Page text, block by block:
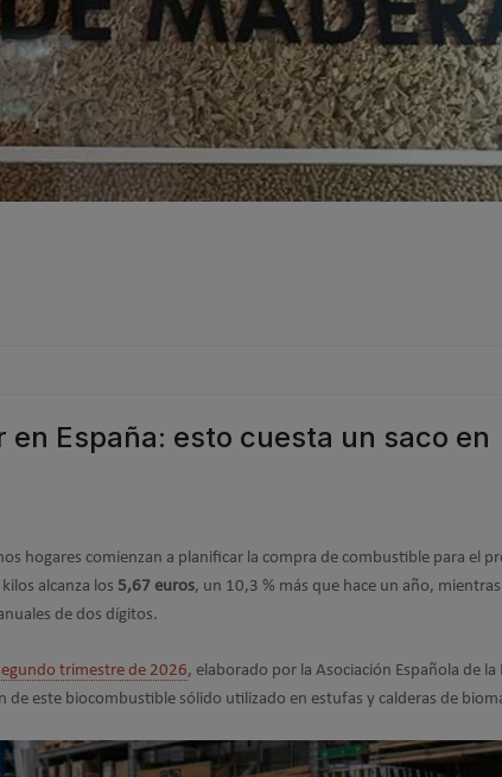
España: esto cuesta un saco en
hogares comienzan a planificar la compra de combustible para el
alcanza los 5,67 euros, un 10,3 % más que hace un año,
de dos dígitos.
trimestre de 2026, elaborado por la Asociación Española de la
este biocombustible sólido utilizado en estufas y calderas de